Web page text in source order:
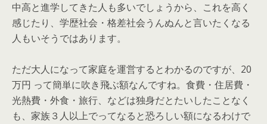
中高と進学してきた人も多いでしょうから、これを高く
感じたり、学歴社会・格差社会うんぬんと言いたくなる
人もいそうではあります。
ただ大人になって家庭を運営するとわかるのですが、20
万円 って簡単に吹き飛ぶ額なんですね。食費・住居費・
光熱費・外食・旅行、などは独身だとたいしたことなく
も、家族３人以上でってなると恐ろしい額になるわけで